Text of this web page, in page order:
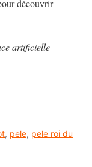
découvrir
artificielle
, pele, pele roi du